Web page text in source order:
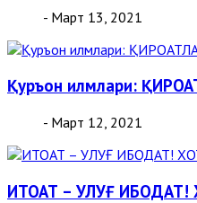
- Март 13, 2021
Қуръон илмлари:
- Март 12, 2021
ИТОАТ – УЛУҒ